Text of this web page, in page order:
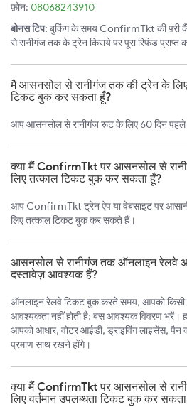
फ़ोन: 08068243910
बोनस टिप: बुकिंग के समय ConfirmTkt की फ़्री
से रानीगंज तक के ट्रेन किराये पर पूरा रिफंड प्राप्त
मैं आसनसोल से रानीगंज तक की ट्रेन के
टिकट बुक कर सकता हूँ?
आप आसनसोल से रानीगंज रूट के लिए 60 दिन
क्या मैं ConfirmTkt पर आसनसोल से
लिए तत्काल टिकट बुक कर सकता हूँ?
आप ConfirmTkt ट्रेन ऐप या वेबसाइट पर
लिए तत्काल टिकट बुक कर सकते हैं।
आसनसोल से रानीगंज तक ऑनलाइन रेलवे
दस्तावेज़ आवश्यक हैं?
ऑनलाइन रेलवे टिकट बुक करते समय, आपको किसी
आवश्यकता नहीं होती है; बस आवश्यक विवरण भरें।
आपको आधार, वोटर आईडी, ड्राइविंग लाइसेंस, पैन
प्रमाण साथ रखने होंगे।
क्या मैं ConfirmTkt पर आसनसोल से
लिए वर्तमान उपलब्धता टिकट बुक कर